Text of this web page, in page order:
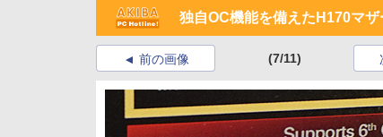
独自OC機能を備えたH170マ
前の画像 (7/11)